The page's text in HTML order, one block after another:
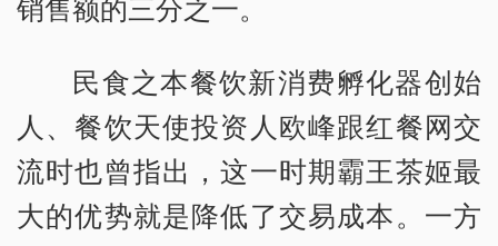
民食之本餐饮新消费孵化器创始
人、餐饮天使投资人欧峰跟红餐网交
流时也曾指出，这一时期霸王茶姬最
大的优势就是降低了交易成本。一方